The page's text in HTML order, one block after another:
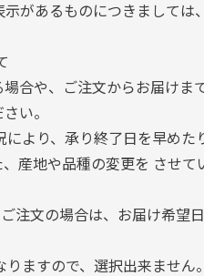
示があるものにつきまして
合や、ご注文からお届けま
い。
より、承り終了日を早めた
産地や品種の変更を させて
注文の場合は、お届け希望
ますので、選択出来ません。